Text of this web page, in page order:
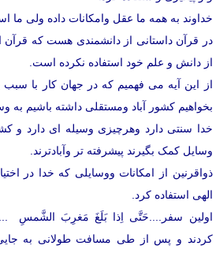
خداوند به همه ما عقل وامکانات داده ولی ما
در قرآن داستانی از دانشمندی هست که
از دانش و علم خود استفاده نکرده است.
از این آیه می فهمیم که در جهان کار با
بخواهیم کشور آباد ومستقلی داشته باشیم به
خدا سنتی دارد وهرچیزی وسیله ای دارد و
وسایل کمک بگیرند پیشرفته تر وآبادترند.
ذواقرنین از امکانات ووسایلی که خدا در
الهی استفاده کرد.
اولین سفر....حَتَّی اِذا بَلَغَ مَغرِبَ الشَّمسِ
کردند و پس از طی مسافت طولانی به